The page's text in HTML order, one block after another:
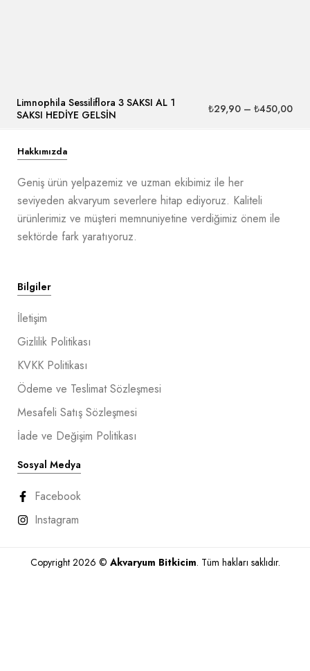
Limnophila Sessiliflora 3 SAKSI AL 1
SAKSI HEDİYE GELSİN
₺29,90 – ₺450,00
Hakkımızda
Geniş ürün yelpazemiz ve uzman ekibimiz ile her
seviyeden akvaryum severlere hitap ediyoruz. Kaliteli
ürünlerimiz ve müşteri memnuniyetine verdiğimiz önem ile
sektörde fark yaratıyoruz.
Bilgiler
İletişim
Gizlilik Politikası
KVKK Politikası
Ödeme ve Teslimat Sözleşmesi
Mesafeli Satış Sözleşmesi
İade ve Değişim Politikası
Sosyal Medya
Facebook
Instagram
Copyright 2026 © Akvaryum Bitkicim. Tüm hakları saklıdır.